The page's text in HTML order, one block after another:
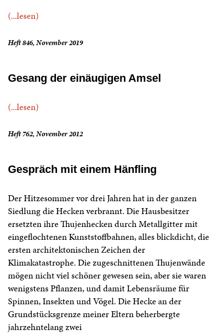
(...lesen)
Heft 846, November 2019
Gesang der einäugigen Amsel
(...lesen)
Heft 762, November 2012
Gespräch mit einem Hänfling
Der Hitzesommer vor drei Jahren hat in der ganzen
Siedlung die Hecken verbrannt. Die Hausbesitzer
ersetzten ihre Thujenhecken durch Metallgitter mit
eingeflochtenen Kunststoffbahnen, alles blickdicht, die
ersten architektonischen Zeichen der
Klimakatastrophe. Die zugeschnittenen Thujenwände
mögen nicht viel schöner gewesen sein, aber sie waren
wenigstens Pflanzen, und damit Lebensräume für
Spinnen, Insekten und Vögel. Die Hecke an der
Grundstücksgrenze meiner Eltern beherbergte
jahrzehntelang zwei